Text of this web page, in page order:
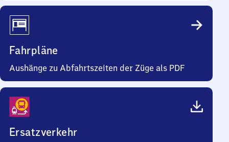
Fahrpläne
Aushänge zu Abfahrtszeiten der Züge als PDF
Ersatzverkehr